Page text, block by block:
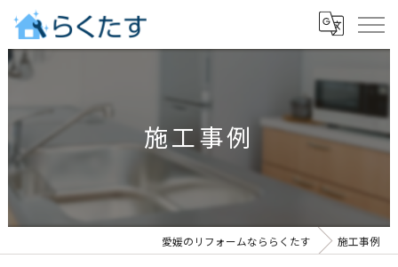
施工事例
愛媛のリフォームなららくたす 施工事例